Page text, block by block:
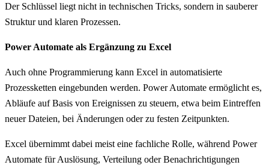
Der Schlüssel liegt nicht in technischen Tricks, sondern in sauberer
Struktur und klaren Prozessen.
Power Automate als Ergänzung zu Excel
Auch ohne Programmierung kann Excel in automatisierte
Prozessketten eingebunden werden. Power Automate ermöglicht es,
Abläufe auf Basis von Ereignissen zu steuern, etwa beim Eintreffen
neuer Dateien, bei Änderungen oder zu festen Zeitpunkten.
Excel übernimmt dabei meist eine fachliche Rolle, während Power
Automate für Auslösung, Verteilung oder Benachrichtigungen